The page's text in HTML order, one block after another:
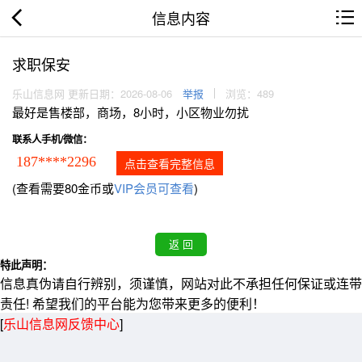
信息内容
求职保安
乐山信息网 更新日期：2026-08-06 举报 浏览：489
最好是售楼部，商场，8小时，小区物业勿扰
联系人手机/微信：
187****2296 点击查看完整信息
(查看需要80金币或VIP会员可查看)
特此声明：
信息真伪请自行辨别，须谨慎，网站对此不承担任何保证或连带
责任! 希望我们的平台能为您带来更多的便利！
[乐山信息网反馈中心]